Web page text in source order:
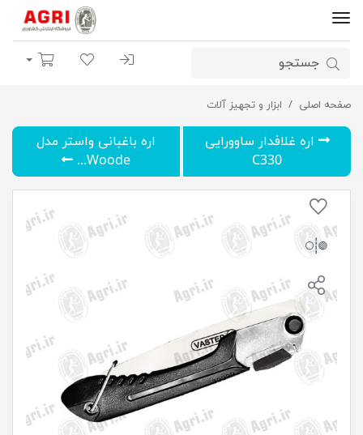
ورود | ثبت نام
لیست مورد علاقه
سبد خرید
صفحه اصلی ابزار و تجهیز آلات
اره غلافدار تاشو واستر VFS020
اره غلافدار ساوورایی
C330
اره باغبانی واستر مدل
Woode...